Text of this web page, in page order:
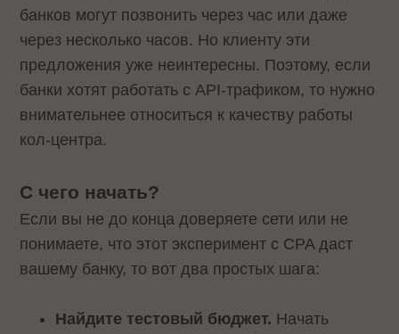
банков могут позвонить через час или даже
через несколько часов. Но клиенту эти
предложения уже неинтересны. Поэтому, если
банки хотят работать с API-трафиком, то нужно
внимательнее относиться к качеству работы
кол-центра.
С чего начать?
Если вы не до конца доверяете сети или не
понимаете, что этот эксперимент с CPA даст
вашему банку, то вот два простых шага:
Найдите тестовый бюджет. Начать